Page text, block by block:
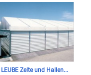
LEUBE Zelte und Hallen...